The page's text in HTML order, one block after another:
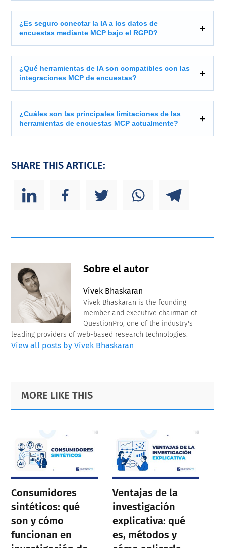
¿Es seguro conectar la IA a los datos de
encuestas mediante MCP bajo el RGPD?
¿Qué herramientas de IA son compatibles con las
integraciones MCP de encuestas?
¿Cuáles son las principales limitaciones de las
herramientas de encuestas MCP actualmente?
SHARE THIS ARTICLE:
Sobre el autor
Vivek Bhaskaran
Vivek Bhaskaran is the founding
member and executive chairman of
QuestionPro, one of the industry's
leading providers of web-based research technologies.
View all posts by Vivek Bhaskaran
Primary
Sidebar
Footer
MORE LIKE THIS
Consumidores
sintéticos: qué
son y cómo
funcionan en
Ventajas de la
investigación
explicativa: qué
es, métodos y